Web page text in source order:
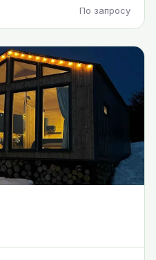
По запросу